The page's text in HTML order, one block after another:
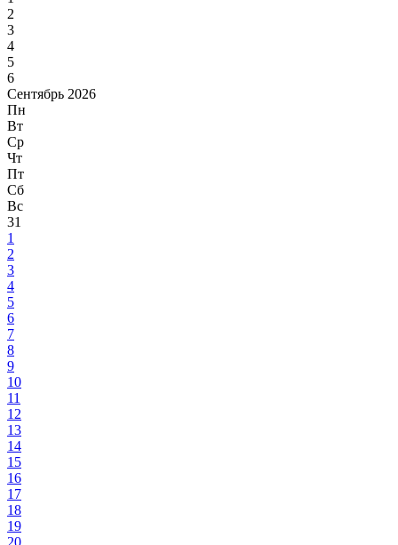
2
3
4
5
6
Сентябрь 2026
Пн
Вт
Ср
Чт
Пт
Сб
Вс
31
1
2
3
4
5
6
7
8
9
10
11
12
13
14
15
16
17
18
19